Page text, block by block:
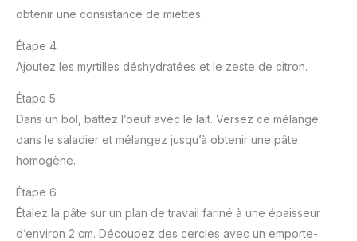
obtenir une consistance de miettes.
Étape 4
Ajoutez les myrtilles déshydratées et le zeste de citron.
Étape 5
Dans un bol, battez l’oeuf avec le lait. Versez ce mélange
dans le saladier et mélangez jusqu’à obtenir une pâte
homogène.
Étape 6
Étalez la pâte sur un plan de travail fariné à une épaisseur
d’environ 2 cm. Découpez des cercles avec un emporte-